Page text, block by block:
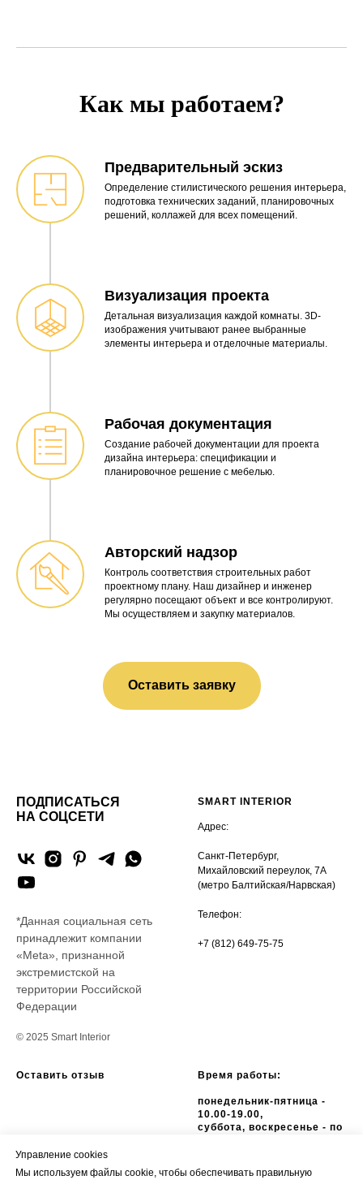
Как мы работаем?
Предварительный эскиз
Определение стилистического решения интерьера,
подготовка технических заданий, планировочных
решений, коллажей для всех помещений.
Визуализация проекта
Детальная визуализация каждой комнаты. 3D-
изображения учитывают ранее выбранные
элементы интерьера и отделочные материалы.
Рабочая документация
Создание рабочей документации для проекта
дизайна интерьера: спецификации и
планировочное решение с мебелью.
Авторский надзор
Контроль соответствия строительных работ
проектному плану. Наш дизайнер и инженер
регулярно посещают объект и все контролируют.
Мы осуществляем и закупку материалов.
Оставить заявку
Управление cookies
Мы используем файлы cookie, чтобы обеспечивать правильную
ПОДПИСАТЬСЯ
НА СОЦСЕТИ
*Данная социальная сеть
принадлежит компании
«Meta», признанной
экстремистской на
территории Российской
Федерации
© 2025 Smart Interior
SMART INTERIOR
Адрес:
Санкт-Петербург,
Михайловский переулок, 7А
(метро Балтийская/Нарвская)
Телефон:
+7 (812) 649-75-75
Оставить отзыв Время работы:
понедельник-пятница -
10.00-19.00,
суббота, воскресенье - по